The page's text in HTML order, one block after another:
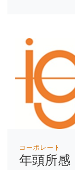
コーポレート
年頭所感